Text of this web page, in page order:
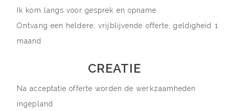
Ik kom langs voor gesprek en opname
Ontvang een heldere, vrijblijvende offerte, geldigheid 1
maand
CREATIE
Na acceptatie offerte worden de werkzaamheden
ingepland